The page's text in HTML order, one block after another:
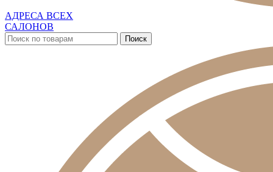
АДРЕСА ВСЕХ
САЛОНОВ